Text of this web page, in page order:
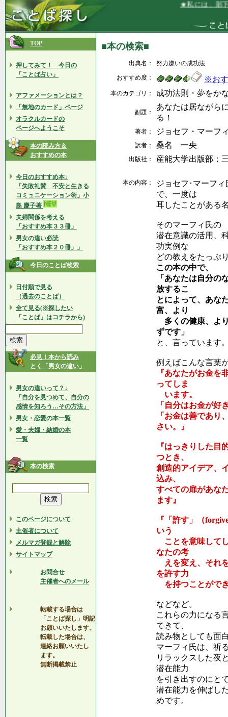
★私には、部下
TOP
押してみて！ 今日の
「ことば占い」
アファメーションとは？
「無地のカード」ページ
オラクルカードの
ページへようこそ
本の読み方＆
おすすめの本
今日のおすすめ本↓
「失敗礼賛 不安と生きる
コミュニケーション術」小
島 慶子著
夫婦関係を考える
「おすすめ本３３冊」
男女の違い必読
「おすすめ本２０冊」」
今日のことば検索
日付順で見る
（過去のことば）
全て見る(※探したい
「ことば」はコチラから)
必見！本から読み
とく「男女の違い」
男女の違いって？↓
「自分を見つめて、自分の
感情を知ろう…その方法」
男女・恋愛の本一覧
愛・夫婦・結婚の本
一覧
本の検索
このページについて
主催者について
メルマガ登録と解除
サイトマップ
お問合せ
主催者へのメール
転載する場合は
「ことば探し」明記
お願いいたします。
転載した場合は、
連絡お願いいたし
ます。
無断掲載禁止
■本の検索■
出典名：
努力嫌いの成功法
おすすめ度：
※お
本のカテゴリ： 成功法則・夢をか
副題：
あなたは居ながら
る！
著者： ジョセフ・マーフ
訳者： 桑名 一央
出版社： 産能大学出版部；
本の内容：
ジョセフ･マーフ
で、一度は
耳したことがある
そのマーフィ氏の
潜在意識の活用、
功実例な
どの教えをたっぷ
この本の中で、
「あなたは自分の
放するこ
とによって、あな
富、より
多くの健康、よ
ずです」
と、言っています
例えばこんな言葉
『あなたがお金を
ってしま
います。
「自分はお金が好
「お金は善であり
さい。』
『はっきりした目
つとき、
創造的アイデア、
込み、
すべての扉があな
ます』
『「許す」（
いう
ことを意味して
なたの考
えを変え、それ
を許す力
を持つことがで
などなど。
これらの力になる
てきて、
読み物としても面
マーフィ氏は、祈
リラックスした夜
潜在能力
を引き出すのにと
潜在能力を伸ばし
めです。